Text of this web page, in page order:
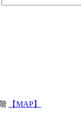
【MAP】